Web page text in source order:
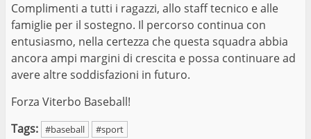
Complimenti a tutti i ragazzi, allo staff tecnico e alle
famiglie per il sostegno. Il percorso continua con
entusiasmo, nella certezza che questa squadra abbia
ancora ampi margini di crescita e possa continuare ad
avere altre soddisfazioni in futuro.
Forza Viterbo Baseball!
Tags: #baseball #sport